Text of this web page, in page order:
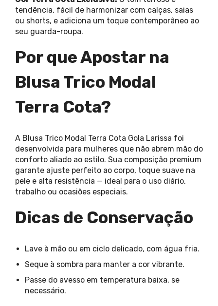
tendência, fácil de harmonizar com calças, saias
ou shorts, e adiciona um toque contemporâneo ao
seu guarda-roupa.
Por que Apostar na
Blusa Trico Modal
Terra Cota?
A Blusa Trico Modal Terra Cota Gola Larissa foi
desenvolvida para mulheres que não abrem mão do
conforto aliado ao estilo. Sua composição premium
garante ajuste perfeito ao corpo, toque suave na
pele e alta resistência — ideal para o uso diário,
trabalho ou ocasiões especiais.
Dicas de Conservação
Lave à mão ou em ciclo delicado, com água fria.
Seque à sombra para manter a cor vibrante.
Passe do avesso em temperatura baixa, se
necessário.